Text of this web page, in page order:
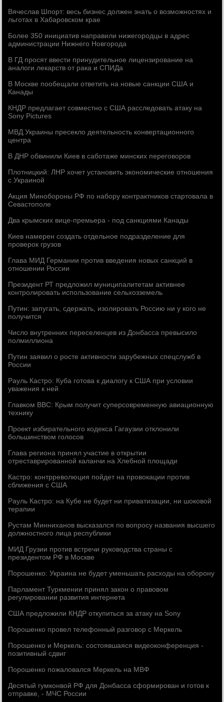
Вячеслав Шпорт: весь бизнес должен знать о возможностях и
льготах в Хабаровском крае
Более 350 инициатив направили нижегородцы в адрес
администрации Нижнего Новгорода
В ГД просят ввести принудительное лицензирование на
аналоги лекарств от рака и СПИДа
В Москве пообещали ответить на новые санкции США и
Канады
КНДР предлагает совместно с США расследовать атаку на
Sony Pictures
МВД Украины пресекло деятельность конвертационного
центра
В ДНР обвинили Киев в саботаже минских переговоров
Плотницкий: ЛНР хочет установить экономические отношения
с Украиной
Акция Минобороны РФ по набору контрактников стартовала в
Севастополе
Два крымских вице-премьера - под санкциями Канады
Киев намерен создать отдельное подразделение для
проверок грузов
Глава МИД Германии против введения новых санкций в
отношении России
Президент РТ предложил муниципалитетам активнее
контролировать использование сельхозземель
Путин: запугать, сдержать, изолировать Россию ни у кого не
получится
Число внутренних переселенцев из Донбасса превысило
полмиллиона
Путин заявил о росте активности зарубежных спецслужб в
России
Рауль Кастро: Куба готова к диалогу к США при условии
уважения к ней
Главком ВВС: Крым получит суперсовременную авиационную
технику
Проект избирательного кодекса Гагаузии отклонили
большинством голосов
Глава региона принял участие в открытии
отреставрированной каланчи на Хлебной площади
Кастро: контрреволюция пойдет на провокации против
сближения с США
Рауль Кастро: на Кубе не будет ни приватизации, ни шоковой
терапии
Рустам Минниханов высказался по вопросу названия высшего
должностного лица республики
МИД Грузии против встречи руководства страны с
президентом РФ в Москве
Порошенко: Украина не будет уменьшать расходы на оборону
Парламент Туркмении принял закон о правовом
регулировании развития интернета
США предложили КНДР откупиться за атаку на Sony
Порошенко провел телефонный разговор с Меркель
Порошенко и Меркель: состоявшаяся видеоконференция -
позитивный сдвиг
Порошенко пожаловался Меркель на МВФ
Десятый гумконвой РФ для Донбасса сформирован и готов к
отправке, - МЧС России